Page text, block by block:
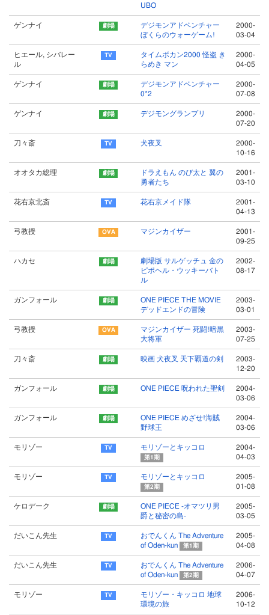
UBO
ゲンナイ
デジモンアドベンチャー
ぼくらのウォーゲーム!
2000-
03-04
ヒエール, シバレー
ル
タイムボカン2000 怪盗 き
らめき マン
2000-
04-05
ゲンナイ
デジモンアドベンチャー
0*2
2000-
07-08
ゲンナイ デジモングランプリ
2000-
07-20
刀々斎 犬夜叉
2000-
10-16
オオタカ総理
ドラえもん のび太と 翼の
勇者たち
2001-
03-10
花右京北斎 花右京メイド隊
2001-
04-13
弓教授 マジンカイザー
2001-
09-25
ハカセ
劇場版 サルゲッチュ 金の
ピポヘル・ウッキーバト
ル
2002-
08-17
ガンフォール
ONE PIECE THE MOVIE
デッドエンドの冒険
2003-
03-01
弓教授
マジンカイザー 死闘!暗黒
大将軍
2003-
07-25
刀々斎 映画 犬夜叉 天下覇道の剣
2003-
12-20
ガンフォール ONE PIECE 呪われた聖剣
2004-
03-06
ガンフォール
ONE PIECE めざせ!海賊
野球王
2004-
03-06
モリゾー モリゾーとキッコロ
第1期
2004-
04-03
モリゾー モリゾーとキッコロ
第2期
2005-
01-08
ケロデーク
ONE PIECE -オマツリ男
爵と秘密の島-
2005-
03-05
だいこん先生
おでんくん The Adventure
of Oden-kun
第1期
2005-
04-08
だいこん先生
おでんくん The Adventure
of Oden-kun
第2期
2006-
04-07
モリゾー
モリゾー・キッコロ 地球
環境の旅
2006-
10-12